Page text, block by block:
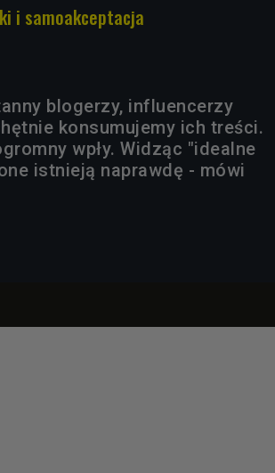
i samoakceptacja
blogerzy, influencerzy
konsumujemy ich treści.
wpły. Widząc "idealne
istnieją naprawdę - mówi